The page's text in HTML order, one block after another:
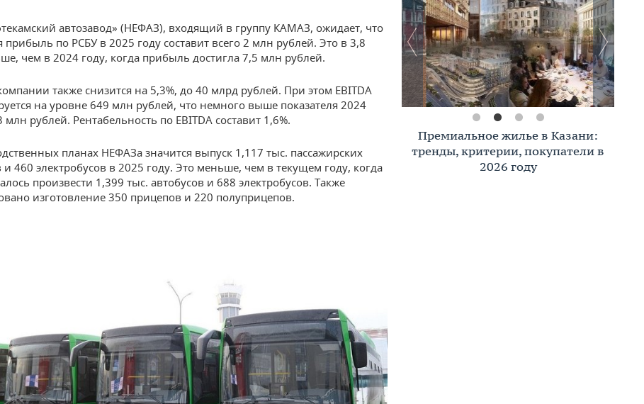
автозавод» (НЕФАЗ), входящий в группу КАМАЗ, ожидает, что
прибыль по РСБУ в 2025 году составит всего 2 млн рублей. Это в 3,8
чем в 2024 году, когда прибыль достигла 7,5 млн рублей.
также снизится на 5,3%, до 40 млрд рублей. При этом EBITDA
на уровне 649 млн рублей, что немного выше показателя 2024
млн рублей. Рентабельность по EBITDA составит 1,6%.
планах НЕФАЗа значится выпуск 1,117 тыс. пассажирских
и 460 электробусов в 2025 году. Это меньше, чем в текущем году, когда
произвести 1,399 тыс. автобусов и 688 электробусов. Также
изготовление 350 прицепов и 220 полуприцепов.
Премиальное жилье в Казани:
тренды, критерии, покупатели в
2026 году